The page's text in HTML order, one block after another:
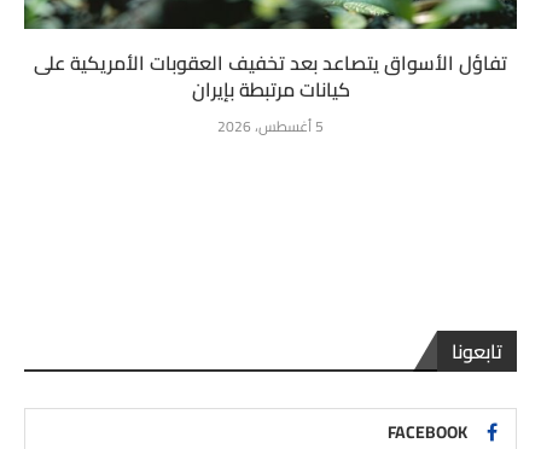
تفاؤل الأسواق يتصاعد بعد تخفيف العقوبات الأمريكية على
كيانات مرتبطة بإيران
5 أغسطس، 2026
تابعونا
FACEBOOK